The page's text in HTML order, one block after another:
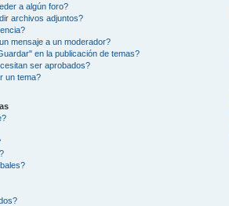
a algún foro?
archivos adjuntos?
mensaje a un moderador?
en la publicación de temas?
ser aprobados?
un tema?